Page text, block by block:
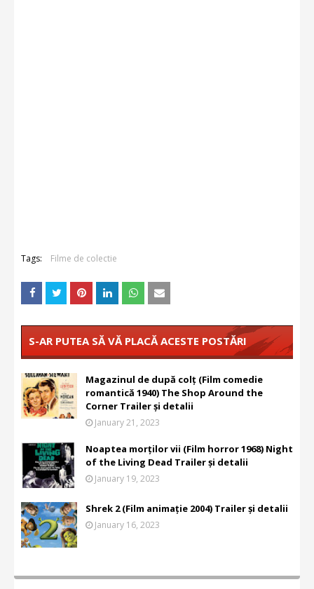
Tags: Filme de colectie
S-AR PUTEA SĂ VĂ PLACĂ ACESTE POSTĂRI
Magazinul de după colț (Film comedie
romantică 1940) The Shop Around the
Corner Trailer și detalii
January 21, 2023
Noaptea morților vii (Film horror 1968) Night
of the Living Dead Trailer și detalii
January 19, 2023
Shrek 2 (Film animație 2004) Trailer și detalii
January 16, 2023